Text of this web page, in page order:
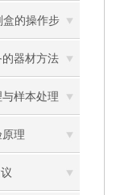
盒的操作步
器材方法
样本处理
理